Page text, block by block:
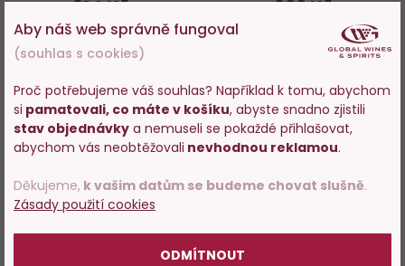
314 Kč
− +
DO KOŠÍKU
399 Kč
ZOBRAZIT
Do
Aby náš web správně fungoval
(souhlas s cookies)
Proč potřebujeme váš souhlas? Například k tomu, abychom
si pamatovali, co máte v košíku, abyste snadno zjistili
stav objednávky a nemuseli se pokaždé přihlašovat,
abychom vás neobtěžovali nevhodnou reklamou.
Děkujeme, k vašim datům se budeme chovat slušně.
Zásady použití cookies
ODMÍTNOUT
Vstupujete na stránky
s prodejem alkoholu. Prosím